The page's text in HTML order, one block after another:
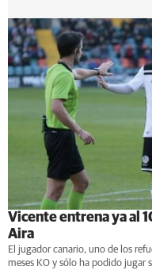
Vicente entrena ya al
Aira
El jugador canario, uno de los
meses KO y sólo ha podido jugar